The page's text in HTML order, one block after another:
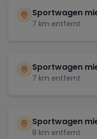
Sportwagen
7 km entfernt
Sportwagen
7 km entfernt
Sportwagen
8 km entfernt